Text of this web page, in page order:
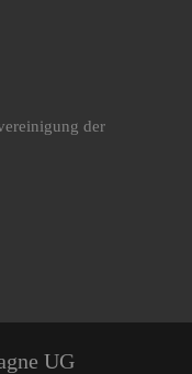
der
UG